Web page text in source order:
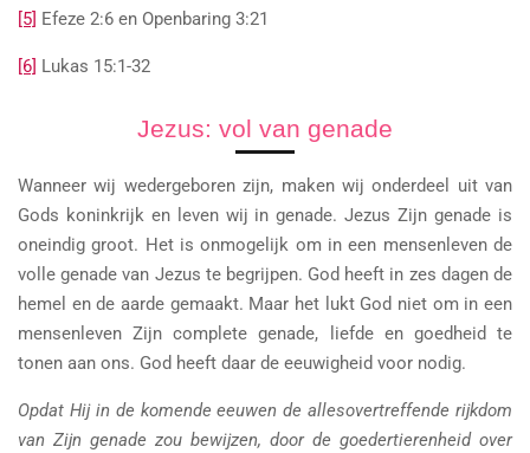
[5] Efeze 2:6 en Openbaring 3:21
[6] Lukas 15:1-32
Jezus: vol van genade
Wanneer wij wedergeboren zijn, maken wij onderdeel uit van
Gods koninkrijk en leven wij in genade. Jezus Zijn genade is
oneindig groot. Het is onmogelijk om in een mensenleven de
volle genade van Jezus te begrijpen. God heeft in zes dagen de
hemel en de aarde gemaakt. Maar het lukt God niet om in een
mensenleven Zijn complete genade, liefde en goedheid te
tonen aan ons. God heeft daar de eeuwigheid voor nodig.
Opdat Hij in de komende eeuwen de allesovertreffende rijkdom
van Zijn genade zou bewijzen, door de goedertierenheid over